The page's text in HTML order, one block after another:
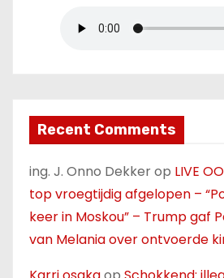
Recent Comments
ing. J. Onno Dekkerop LIVE
top vroegtijdig afgelopen –
keer in Moskou” – Trump gaf
van Melania over ontvoerde